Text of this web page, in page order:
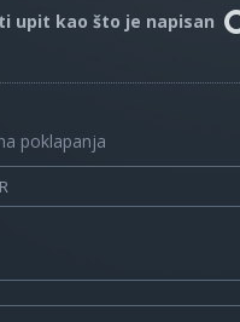
upit kao što je napisan
poklapanja